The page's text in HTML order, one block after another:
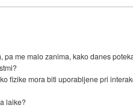
pa me malo zanima, kako danes
fizike mora biti uporabljene pri
laike?